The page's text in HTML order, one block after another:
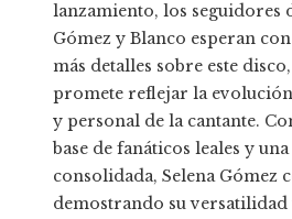
lanzamiento, los seguidores
Gómez y Blanco esperan con
más detalles sobre este
promete reflejar la
y personal de la cantante.
base de fanáticos leales y
consolidada, Selena Gómez
demostrando su versatilidad